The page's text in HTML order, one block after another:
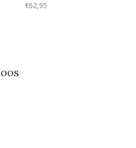
€62,95